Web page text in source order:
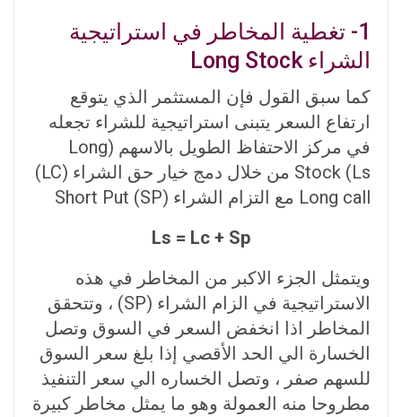
1- تغطية المخاطر في استراتيجية
الشراء Long Stock
كما سبق القول فإن المستثمر الذي يتوقع
ارتفاع السعر يتبنى استراتيجية للشراء تجعله
في مركز الاحتفاظ الطويل بالاسهم (Long
Stock (Ls من خلال دمج خيار حق الشراء (LC)
Long call مع التزام الشراء (Short Put (SP
Ls = Lc + Sp
ويتمثل الجزء الاكبر من المخاطر في هذه
الاستراتيجية في الزام الشراء (SP) ، وتتحقق
المخاطر اذا انخفض السعر في السوق وتصل
الخسارة الي الحد الأقصي إذا بلغ سعر السوق
للسهم صفر ، وتصل الخساره الي سعر التنفيذ
مطروحا منه العمولة وهو ما يمثل مخاطر كبيرة